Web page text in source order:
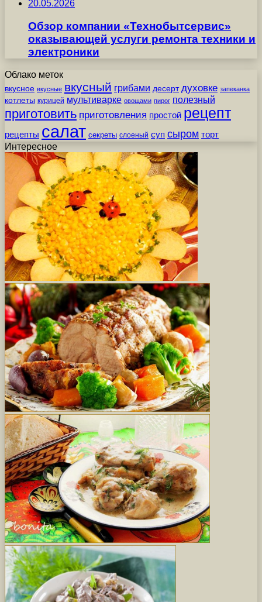
20.05.2026
Обзор компании «Технобытсервис»
оказывающей услуги ремонта техники и
электроники
Облако меток
вкусное вкусные вкусный грибами десерт духовке запеканка
котлеты курицей мультиварке овощами пирог полезный
приготовить приготовления простой рецепт
рецепты салат секреты слоеный суп сыром торт
Интересное